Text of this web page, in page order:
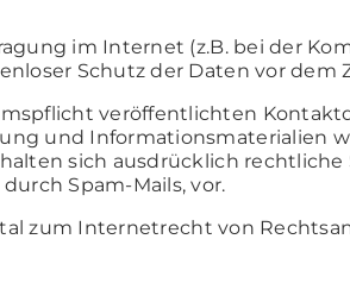
im Internet (z.B. bei der
Schutz der Daten vor
veröffentlichten
und Informationsmaterialien
sich ausdrücklich
Spam-Mails, vor.
zum Internetrecht von